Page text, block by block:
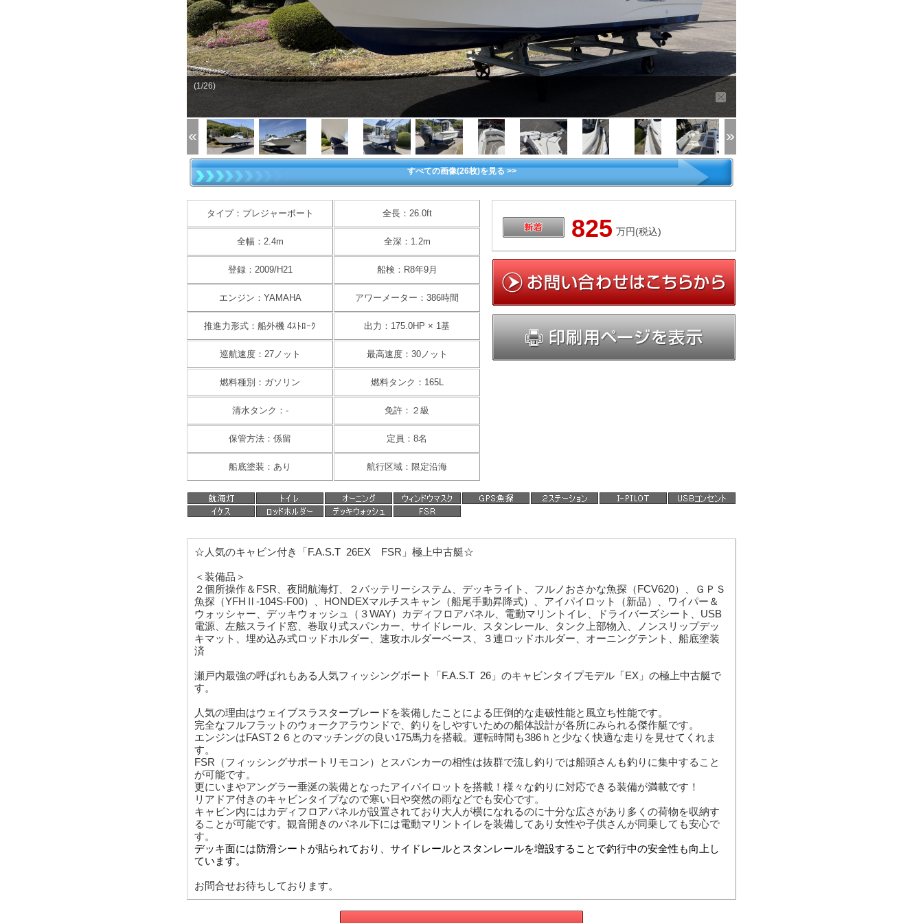
(1/26)
すべての画像(26枚)を見る >>
タイプ：プレジャーボート 全長：26.0ft
全幅：2.4m 全深：1.2m
登録：2009/H21 船検：R8年9月
エンジン：YAMAHA アワーメーター：386時間
推進力形式：船外機 4ｽﾄﾛｰｸ 出力：175.0HP × 1基
巡航速度：27ノット 最高速度：30ノット
燃料種別：ガソリン 燃料タンク：165L
清水タンク：- 免許：２級
保管方法：係留 定員：8名
船底塗装：あり 航行区域：限定沿海
825 万円(税込)
☆人気のキャビン付き「F.A.S.T 26EX FSR」極上中古艇☆
＜装備品＞
２個所操作＆FSR、夜間航海灯、２バッテリーシステム、デッキライト、フルノおさかな魚探（FCV620）、ＧＰＳ
魚探（YFHⅡ-104S-F00）、HONDEXマルチスキャン（船尾手動昇降式）、アイパイロット（新品）、ワイパー＆
ウォッシャー、デッキウォッシュ（３WAY）カディフロアパネル、電動マリントイレ、ドライバーズシート、USB
電源、左舷スライド窓、巻取り式スパンカー、サイドレール、スタンレール、タンク上部物入、ノンスリップデッ
キマット、埋め込み式ロッドホルダー、速攻ホルダーベース、３連ロッドホルダー、オーニングテント、船底塗装
済
瀬戸内最強の呼ばれもある人気フィッシングボート「F.A.S.T 26」のキャビンタイプモデル「EX」の極上中古艇で
す。
人気の理由はウェイブスラスターブレードを装備したことによる圧倒的な走破性能と風立ち性能です。
完全なフルフラットのウォークアラウンドで、釣りをしやすいための船体設計が各所にみられる傑作艇です。
エンジンはFAST２６とのマッチングの良い175馬力を搭載。運転時間も386ｈと少なく快適な走りを見せてくれま
す。
FSR（フィッシングサポートリモコン）とスパンカーの相性は抜群で流し釣りでは船頭さんも釣りに集中すること
が可能です。
更にいまやアングラー垂涎の装備となったアイパイロットを搭載！様々な釣りに対応できる装備が満載です！
リアドア付きのキャビンタイプなので寒い日や突然の雨などでも安心です。
キャビン内にはカディフロアパネルが設置されており大人が横になれるのに十分な広さがあり多くの荷物を収納す
ることが可能です。観音開きのパネル下には電動マリントイレを装備してあり女性や子供さんが同乗しても安心で
す。
デッキ面には防滑シートが貼られており、サイドレールとスタンレールを増設することで釣行中の安全性も向上し
ています。
お問合せお待ちしております。